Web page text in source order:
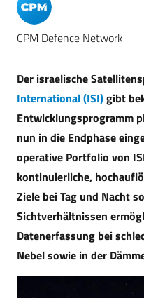
CPM Defence Network
Der israelische
International (ISI)gibt
Entwicklungsprogramm
nun in die Endphase
operative Portfolio von
kontinuierliche,
Ziele bei Tag und Nacht
Sichtverhältnissen
Datenerfassung bei
Nebel sowie in der